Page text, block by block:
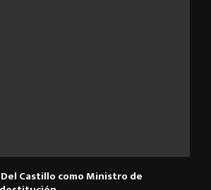
Castillo como Ministro de